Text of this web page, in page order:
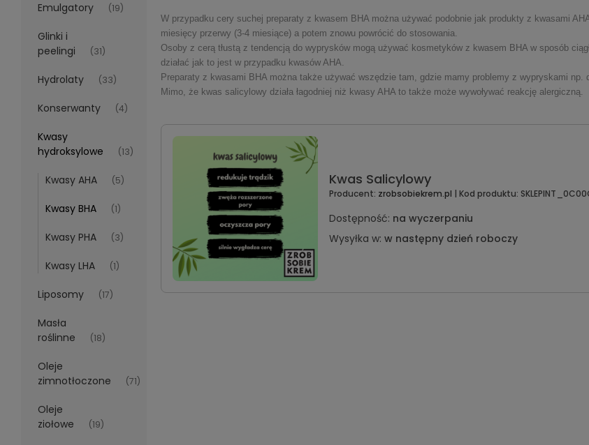
Emulgatory (19)
Glinki i
peelingi
(31)
Hydrolaty (33)
Konserwanty (4)
Kwasy
hydroksylowe
(13)
Kwasy AHA (5)
Kwasy BHA (1)
Kwasy PHA (3)
Kwasy LHA (1)
Liposomy (17)
Masła
roślinne
(18)
Oleje
zimnotłoczone
(71)
Oleje
ziołowe
(19)
W przypadku cery suchej preparaty z kwasem BHA można używać podobnie jak produkty z kwasami
miesięcy przerwy (3-4 miesiące) a potem znowu powrócić do stosowania.
Osoby z cerą tłustą z tendencją do wyprysków mogą używać kosmetyków z kwasem BHA w sposób
działać jak to jest w przypadku kwasów AHA.
Preparaty z kwasami BHA można także używać wszędzie tam, gdzie mamy problemy z wypryskami np.
Mimo, że kwas salicylowy działa łagodniej niż kwasy AHA to także może wywoływać reakcję alergiczną.
Kwas Salicylowy
Producent: zrobsobiekrem.pl | Kod produktu:
Dostępność: na wyczerpaniu
Wysyłka w: w następny dzień roboczy